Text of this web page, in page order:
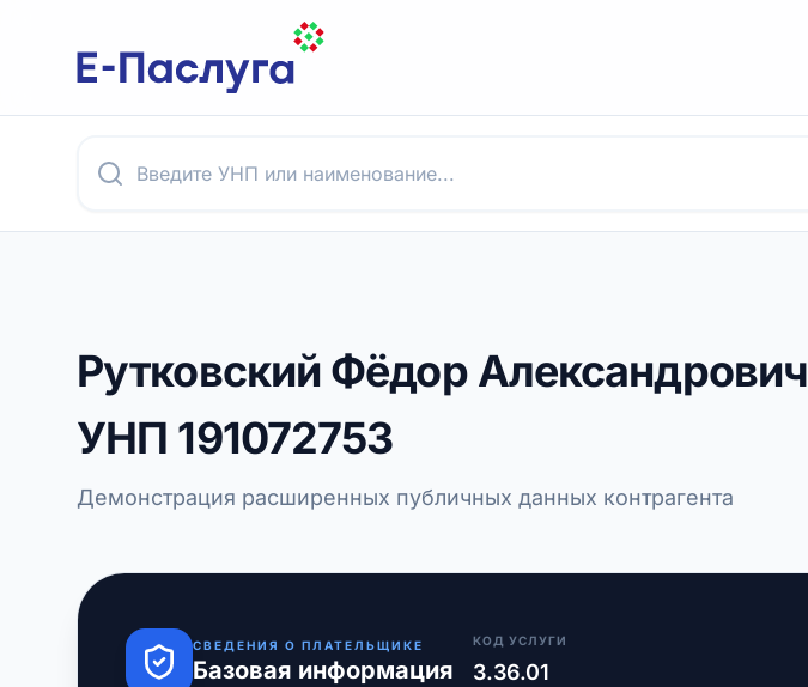
Рутковский Фёдор Александрович
УНП 191072753
Демонстрация расширенных публичных данных контрагента
СВЕДЕНИЯ О ПЛАТЕЛЬЩИКЕ
Базовая информация
КОД УСЛУГИ
3.36.01